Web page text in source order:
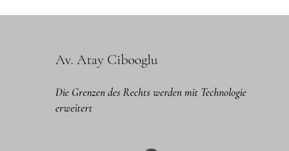
Av. Atay Cibooglu
Die Grenzen des Rechts werden mit Technologie
erweitert